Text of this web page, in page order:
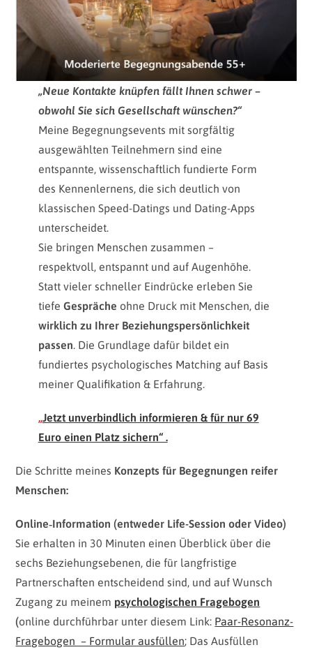
„Neue Kontakte knüpfen fällt Ihnen schwer –
obwohl Sie sich Gesellschaft wünschen?“
Meine Begegnungsevents mit sorgfältig
ausgewählten Teilnehmern sind eine
entspannte, wissenschaftlich fundierte Form
des Kennenlernens, die sich deutlich von
klassischen Speed-Datings und Dating-Apps
unterscheidet.
Sie bringen Menschen zusammen –
respektvoll, entspannt und auf Augenhöhe.
Statt vieler schneller Eindrücke erleben Sie
tiefe Gespräche ohne Druck mit Menschen, die
wirklich zu Ihrer Beziehungspersönlichkeit
passen . Die Grundlage dafür bildet ein
fundiertes psychologisches Matching auf Basis
meiner Qualifikation & Erfahrung.
Jetzt unverbindlich informieren & für nur 69
Euro einen Platz sichern“ .
Die Schritte meines Konzepts für Begegnungen reifer
Menschen:
Online‑Information (entweder Life-Session oder Video)
Sie erhalten in 30 Minuten einen Überblick über die
sechs Beziehungsebenen, die für langfristige
Partnerschaften entscheidend sind, und auf Wunsch
Zugang zu meinem psychologischen Fragebogen
(online durchführbar unter diesem Link: Paar-Resonanz-
Fragebogen – Formular ausfüllen; Das Ausfüllen